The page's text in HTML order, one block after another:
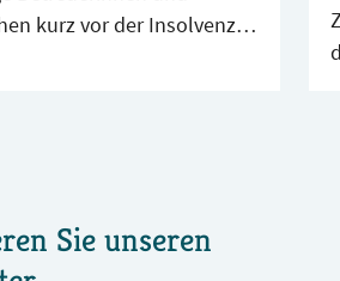
kurz vor der Insolvenz
Sie unseren